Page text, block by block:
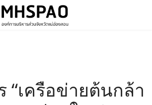
“เครือข่ายต้นกล้า